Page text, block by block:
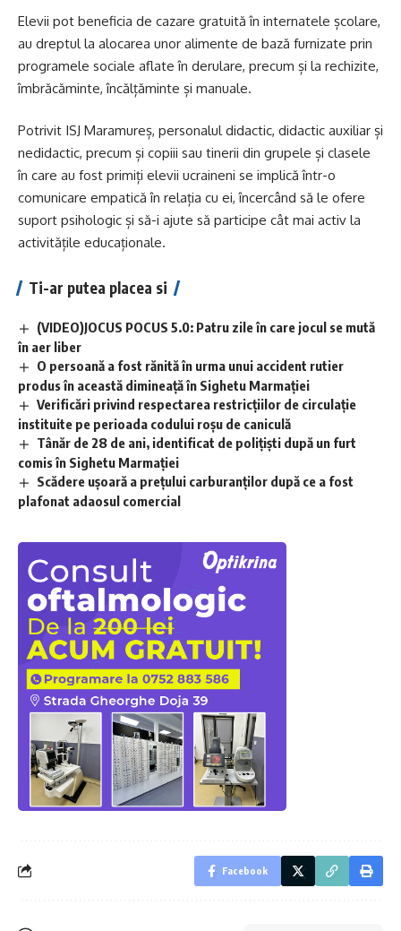
Elevii pot beneficia de cazare gratuită în internatele școlare,
au dreptul la alocarea unor alimente de bază furnizate prin
programele sociale aflate în derulare, precum și la rechizite,
îmbrăcăminte, încălțăminte și manuale.
Potrivit ISJ Maramureș, personalul didactic, didactic auxiliar și
nedidactic, precum și copiii sau tinerii din grupele și clasele
în care au fost primiți elevii ucraineni se implică într-o
comunicare empatică în relația cu ei, încercând să le ofere
suport psihologic și să-i ajute să participe cât mai activ la
activitățile educaționale.
Ti-ar putea placea si
(VIDEO)JOCUS POCUS 5.0: Patru zile în care jocul se mută
în aer liber
O persoană a fost rănită în urma unui accident rutier
produs în această dimineață în Sighetu Marmației
Verificări privind respectarea restricțiilor de circulație
instituite pe perioada codului roșu de caniculă
Tânăr de 28 de ani, identificat de polițiști după un furt
comis în Sighetu Marmației
Scădere ușoară a prețului carburanților după ce a fost
plafonat adaosul comercial
Facebook